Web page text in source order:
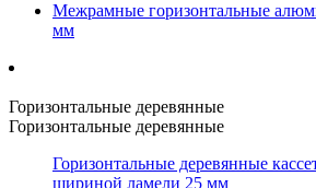
Межрамные горизонтальные
мм
Горизонтальные деревянные
Горизонтальные деревянные
Горизонтальные деревянные
шириной ламели 25 мм